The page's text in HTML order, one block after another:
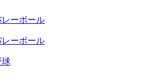
ーボール
ーボール